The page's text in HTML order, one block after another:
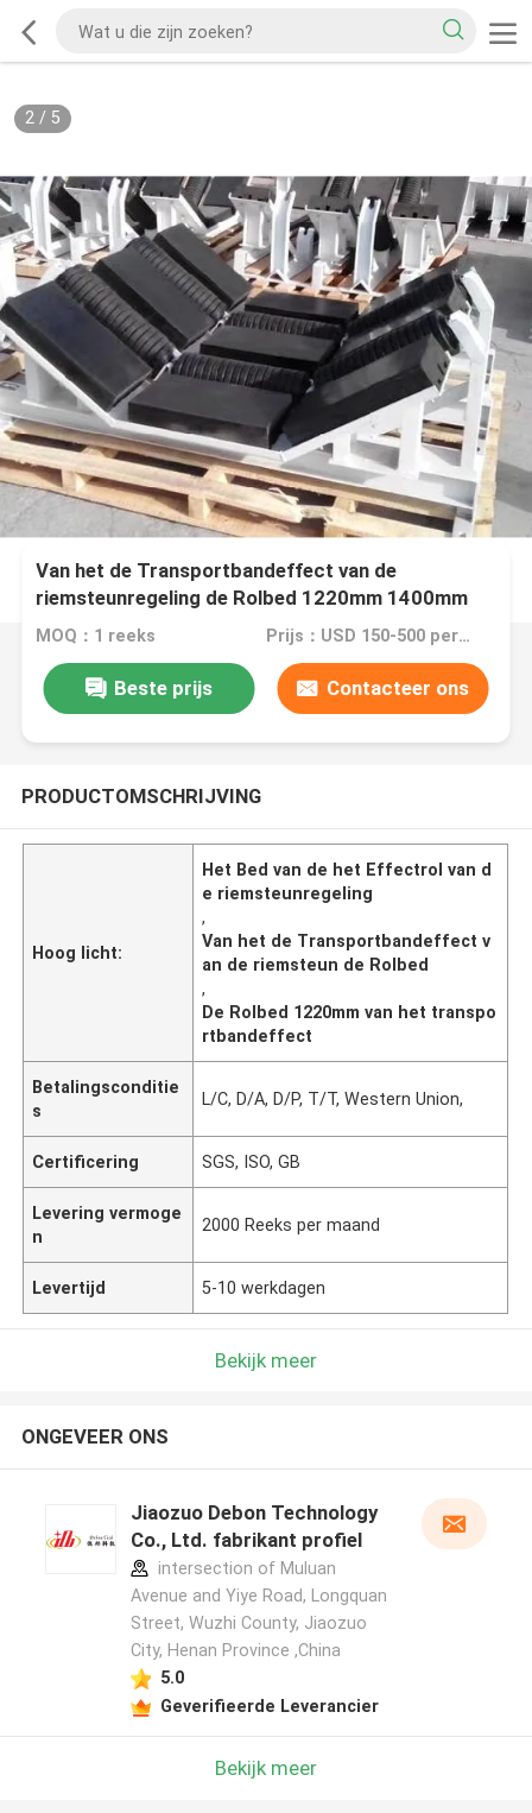
2/ 5
Van het de Transportbandeffect van de
riemsteunregeling de Rolbed 1220mm 1400mm
1500mm
MOQ：1 reeks Prijs：USD 150-500 per set
Beste prijs Contacteer ons
PRODUCTOMSCHRIJVING
Hoog licht:
Het Bed van de het Effectrol van d
e riemsteunregeling
,
Van het de Transportbandeffect v
an de riemsteun de Rolbed
,
De Rolbed 1220mm van het transpo
rtbandeffect
Betalingsconditie
s
L/C, D/A, D/P, T/T, Western Union,
Certificering SGS, ISO, GB
Levering vermoge
n
2000 Reeks per maand
Levertijd 5-10 werkdagen
Bekijk meer
ONGEVEER ONS
Jiaozuo Debon Technology
Co., Ltd. fabrikant profiel
intersection of Muluan
Avenue and Yiye Road, Longquan
Street, Wuzhi County, Jiaozuo
City, Henan Province ,China
5.0
Geverifieerde Leverancier
Bekijk meer